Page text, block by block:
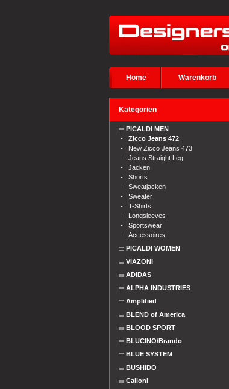
Home Warenkorb
Kategorien
PICALDI MEN
- Zicco Jeans 472
- New Zicco Jeans 473
- Jeans Straight Leg
- Jacken
- Shorts
- Sweatjacken
- Sweater
- T-Shirts
- Longsleeves
- Sportswear
- Accessoires
PICALDI WOMEN
VIAZONI
ADIDAS
ALPHA INDUSTRIES
Amplified
BLEND of America
BLOOD SPORT
BLUCINO/Brando
BLUE SYSTEM
BUSHIDO
Calioni